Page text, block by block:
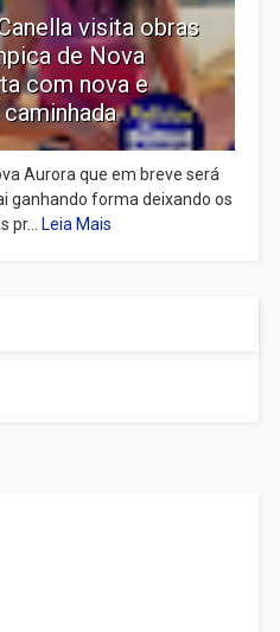
visita obras
de Nova
com nova e
Aurora que em breve será
ganhando forma deixando os
pr...
Leia Mais